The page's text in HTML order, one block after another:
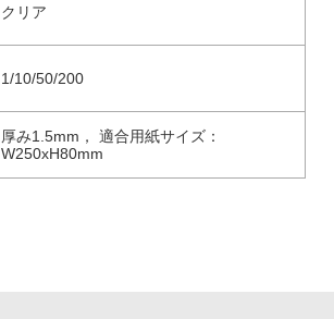
クリア
1/10/50/200
厚み1.5mm， 適合用紙サイズ：
W250xH80mm